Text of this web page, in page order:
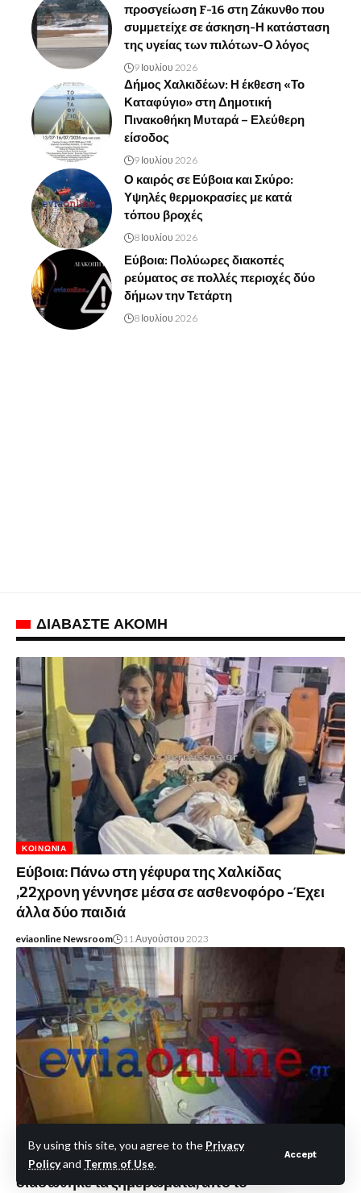
By using this site, you agree to the Privacy
Policyand Terms of Use.
Accept
προσγείωση F-16 στη Ζάκυνθο που
συμμετείχε σε άσκηση-Η κατάσταση
της υγείας των πιλότων-Ο λόγος
9 Ιουλίου 2026
Δήμος Χαλκιδέων: Η έκθεση «Το
Καταφύγιο» στη Δημοτική
Πινακοθήκη Μυταρά – Ελεύθερη
είσοδος
9 Ιουλίου 2026
Ο καιρός σε Εύβοια και Σκύρο:
Υψηλές θερμοκρασίες με κατά
τόπου βροχές
8 Ιουλίου 2026
Εύβοια: Πολύωρες διακοπές
ρεύματος σε πολλές περιοχές δύο
δήμων την Τετάρτη
8 Ιουλίου 2026
ΔΙΑΒΑΣΤΕ ΑΚΟΜΗ
ΚΟΙΝΩΝΊΑ
Εύβοια: Πάνω στη γέφυρα της Χαλκίδας
,22χρονη γέννησε μέσα σε ασθενοφόρο -Έχει
άλλα δύο παιδιά
eviaonline Newsroom 11 Αυγούστου 2023
Εύβοια-Κακοκαιρία Byron: Ηλικιωμένη
διασώθηκε τα ξημερώματα, από το